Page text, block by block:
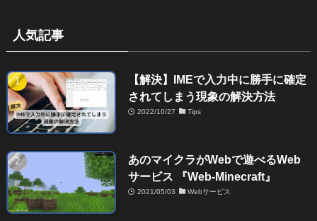
人気記事
【解決】IMEで入力中に勝手に確定
されてしまう現象の解決方法
2022/10/27 Tips
あのマイクラがWebで遊べるWeb
サービス 『Web-Minecraft』
2021/05/03 Webサービス